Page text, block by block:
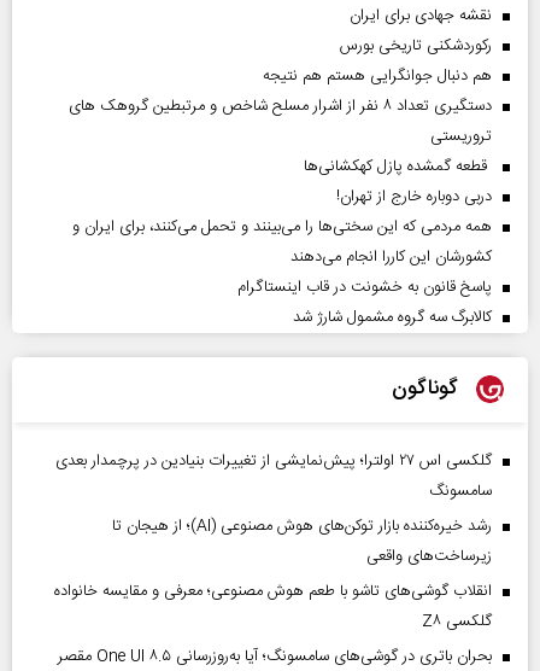
نقشه جهادی برای ایران
رکوردشکنی تاریخی بورس
هم دنبال جوانگرایی هستم هم نتیجه
دستگیری تعداد ۸ نفر از اشرار مسلح شاخص و مرتبطین گروهک های
تروریستی
قطعه گمشده پازل کهکشانی‌ها
دربی دوباره خارج از تهران!
همه مردمی که این سختی‌ها را می‌بینند و تحمل می‌کنند، برای ایران و
کشورشان این کاررا انجام می‌دهند
پاسخ قانون به خشونت در قاب اینستاگرام
کالابرگ سه گروه مشمول شارژ شد
گوناگون
گلکسی اس ۲۷ اولترا؛ پیش‌نمایشی از تغییرات بنیادین در پرچمدار بعدی
سامسونگ
رشد خیره‌کننده بازار توکن‌های هوش مصنوعی (AI)؛ از هیجان تا
زیرساخت‌های واقعی
انقلاب گوشی‌های تاشو‌ با طعم هوش مصنوعی؛ معرفی و مقایسه خانواده
گلکسی Z۸
بحران باتری در گوشی‌های سامسونگ؛ آیا به‌روزرسانی One UI ۸.۵ مقصر